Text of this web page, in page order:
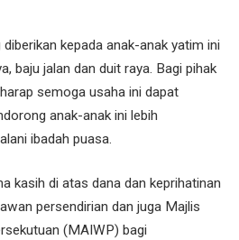
kepada anak-anak yatim ini
baju jalan dan duit raya. Bagi pihak
semoga usaha ini dapat
anak-anak ini lebih
ibadah puasa.
kasih di atas dana dan keprihatinan
persendirian dan juga Majlis
(MAIWP) bagi